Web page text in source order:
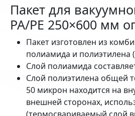
Пакет для
PA/PE 250×600 мм
Пакет изготовлен из
полиамида и полиэтилена
Слой полиамида
Слой полиэтилена общей
50 микрон находится на
внешней сторонах,